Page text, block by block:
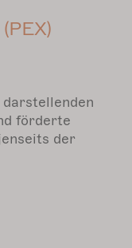
förderte
der